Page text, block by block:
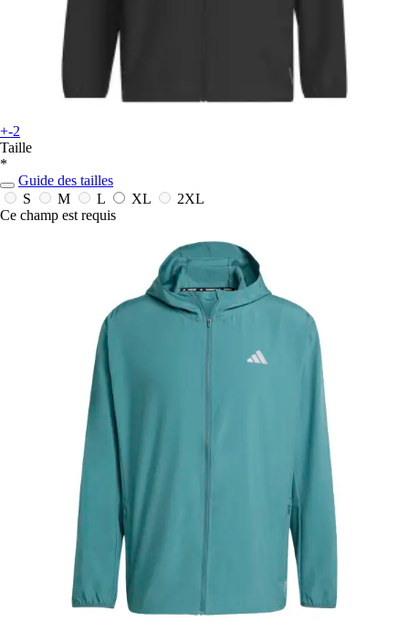
+-2
Taille
*
Guide des tailles
S
M L XL
2XL
Ce champ est requis